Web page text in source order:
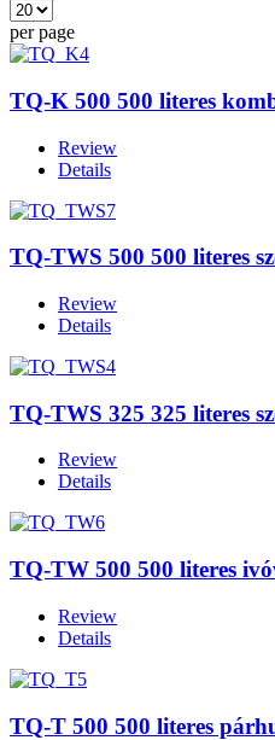
per page
TQ-K 500 500 literes
Review
Details
TQ-TWS 500 500 literes
Review
Details
TQ-TWS 325 325 literes
Review
Details
TQ-TW 500 500 literes
Review
Details
TQ-T 500 500 literes